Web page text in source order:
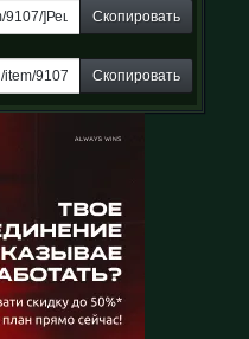
Скопировать
Скопировать